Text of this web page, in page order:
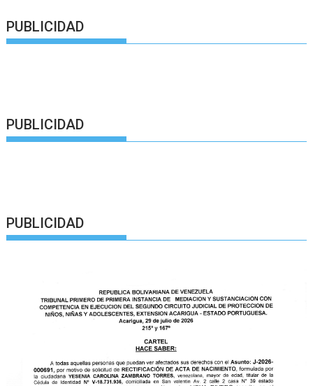
PUBLICIDAD
PUBLICIDAD
PUBLICIDAD